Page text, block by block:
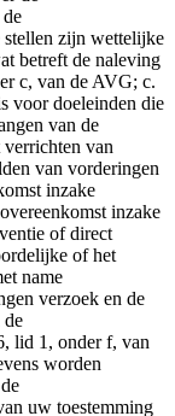
zijn wettelijke
betreft de naleving
c, van de AVG; c.
voor doeleinden die
van de
van
van vorderingen
inzake
inzake
of direct
of het
name
verzoek en de
de
lid 1, onder f, van
worden
uw toestemming